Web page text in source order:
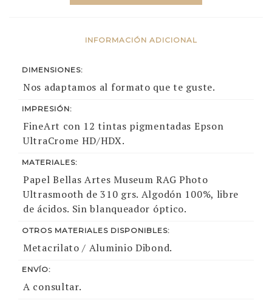
INFORMACIÓN ADICIONAL
DIMENSIONES:
Nos adaptamos al formato que te guste.
IMPRESIÓN:
FineArt con 12 tintas pigmentadas Epson
UltraCrome HD/HDX.
MATERIALES:
Papel Bellas Artes Museum RAG Photo
Ultrasmooth de 310 grs. Algodón 100%, libre
de ácidos. Sin blanqueador óptico.
OTROS MATERIALES DISPONIBLES:
Metacrilato / Aluminio Dibond.
ENVÍO:
A consultar.